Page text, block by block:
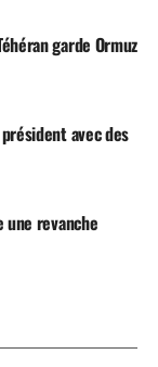
garde Ormuz
avec des
une revanche